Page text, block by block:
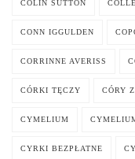
COLIN SUTTON
CONN IGGULDEN
CORRINNE AVERISS
CÓRKI TĘCZY CÓRY
CYMELIUM
CYRKI BEZPŁATNE